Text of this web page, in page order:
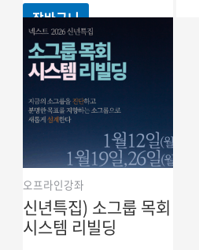
장바구니
오프라인강좌
신년특집) 소그룹 목회
시스템 리빌딩